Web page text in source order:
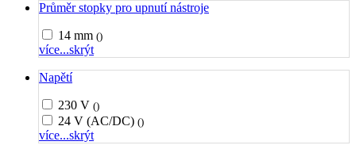
Průměr stopky pro upnutí nástroje
14 mm ()
více...skrýt
Napětí
230 V ()
24 V (AC/DC) ()
více...skrýt